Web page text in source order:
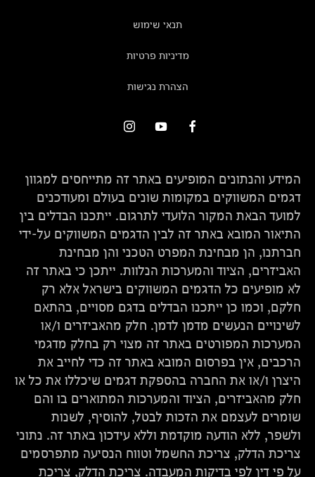
תנאי שימוש
מדיניות פרטיות
הצהרת נגישות
המידע והנתונים המופיעים באתר זה מתייחסים למגוון
דגמים המשווקים במקומות שונים בעולם ומעודכנים
למועד הבאת המקור הלועדי לתרגום. ייתכנו הבדלים בין
התיאור המובא באתר זה לבין הדגמים המשווקים על-ידי
חברתנו, הן מבחינת המפרט הטכני והן מבחינת
האביזרים, הציוד והמערכות הנלוות. ייתכן כי באתר זה
לא מופיעים כל הדגמים המשווקים בישראל אלא רק
חלקם, וכמו כן ייתכנו הבדלים בדגם מסויים, בהתאם
לשינויים הנעשים מדמן לדמן. חלק מהאביזרים ו/או
המערכות המפורטים באתר זה מצוי רק בחלק מדגמי
הרכבים, אין בפרסום המובא באתר זה כדי לחייב את
היצרן ו/או את החברה בהספקת דגמים שיכללו את כל או
חלק מהאביזרים, הציוד והמערכות המתוארים בו והם
שומרים לעצמם את הזכות לבטל, להוסיף, לשנות
ולשפר, ללא הודעה מוקדמת וללא עידכון באתר זה. נתוני
צריכת הדלק, צריכת החשמל וטווח הנסיעה מתפרסמים
על פי דין לפי בדיקות המעבדה. צריכת הדלק, צריכת